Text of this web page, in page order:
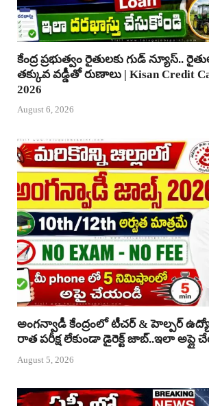
కేంద్ర ప్రభుత్వం రైతులకు గుడ్ న్యూస్..
తక్కువ వడ్డీతో రుణాలు | Kisan Credit
2026
August 6, 2026
అంగన్వాడీ కేంద్రంలో టీచర్ & హెల్పర్
రాత పరీక్ష లేకుండా డైరెక్ట్ జాబ్..ఇలా
August 5, 2026